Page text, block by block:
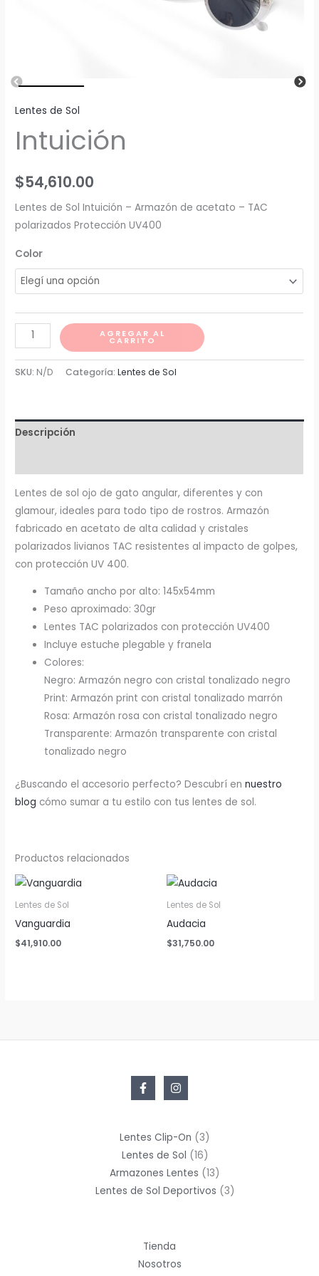
Lentes de Sol
Intuición
$54,610.00
Lentes de Sol Intuición – Armazón de acetato – TAC
polarizados Protección UV400
Color
Intuición
cantidad
AGREGAR AL
CARRITO
SKU: N/D Categoría:Lentes de Sol
Descripción
Lentes de sol ojo de gato angular, diferentes y con
glamour, ideales para todo tipo de rostros. Armazón
fabricado en acetato de alta calidad y cristales
polarizados livianos TAC resistentes al impacto de golpes,
con protección UV 400.
Tamaño ancho por alto: 145x54mm
Peso aproximado: 30gr
Lentes TAC polarizados con protección UV400
Incluye estuche plegable y franela
Colores:
Negro: Armazón negro con cristal tonalizado negro
Print: Armazón print con cristal tonalizado marrón
Rosa: Armazón rosa con cristal tonalizado negro
Transparente: Armazón transparente con cristal
tonalizado negro
¿Buscando el accesorio perfecto? Descubrí ennuestro
blog cómo sumar a tu estilo con tus lentes de sol.
Productos relacionados
Lentes de Sol
Vanguardia
$41,910.00
Lentes de Sol
Audacia
$31,750.00
Lentes Clip-On 33
productos
Lentes de Sol 1616
productos
Armazones Lentes 1313
productos
Lentes de Sol Deportivos 33
Tienda
Nosotros